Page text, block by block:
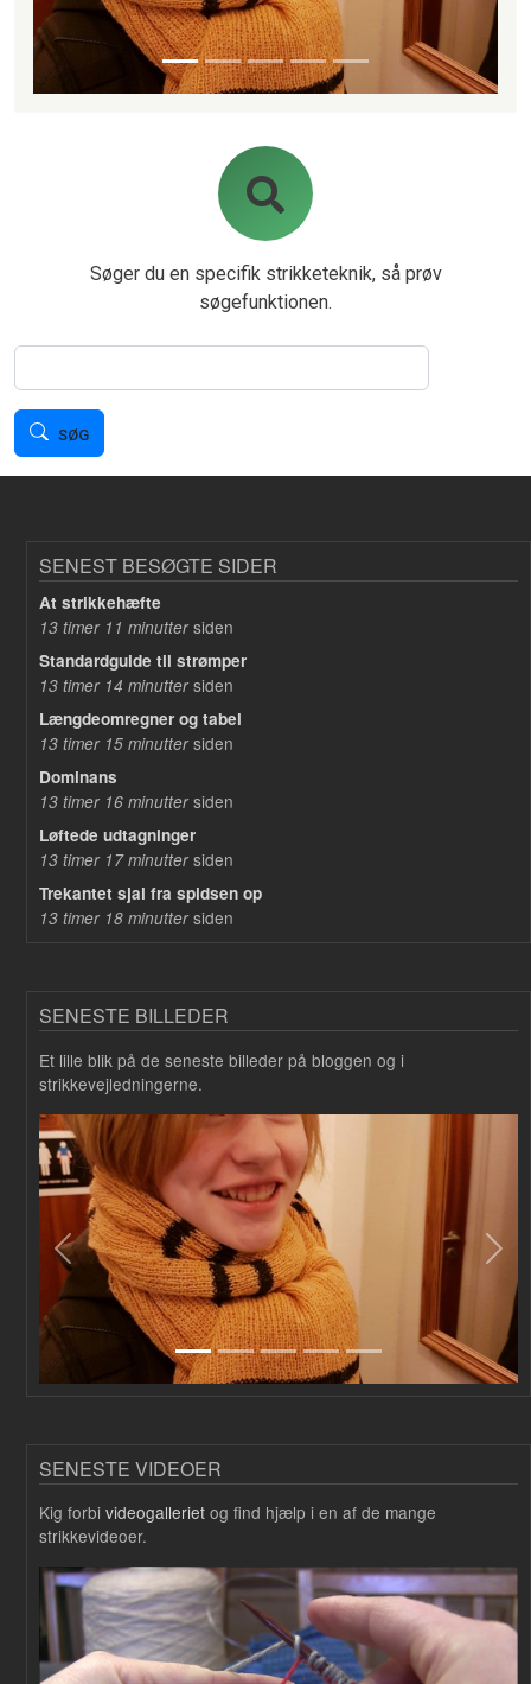
Søger du en specifik strikketeknik, så prøv
søgefunktionen.
Søg
SØG
SENEST BESØGTE SIDER
At strikkehæfte
13 timer 11 minuttersiden
Standardguide til strømper
13 timer 14 minuttersiden
Længdeomregner og tabel
13 timer 15 minuttersiden
Dominans
13 timer 16 minuttersiden
Løftede udtagninger
13 timer 17 minuttersiden
Trekantet sjal fra spidsen op
13 timer 18 minuttersiden
SENESTE BILLEDER
Et lille blik på de seneste billeder på bloggen og i
strikkevejledningerne.
Forrige
SENESTE VIDEOER
Kig forbi videogalleriet og find hjælp i en af de mange
strikkevideoer.